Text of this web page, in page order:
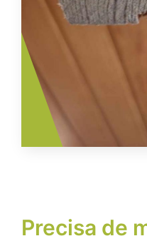
Precisa de